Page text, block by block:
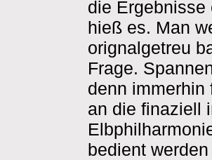
die Ergebnisse
hieß es. Man
orignalgetreu
Frage.
denn immerhin
an die finaziell
bedient